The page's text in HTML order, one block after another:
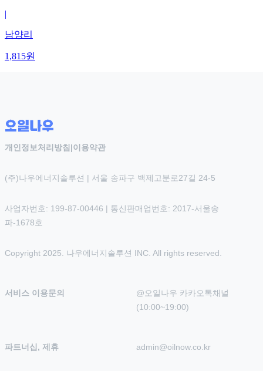
|
남양리
1,815원
개인정보처리방침 |이용약관
(주)나우에너지솔루션 | 서울 송파구 백제고분로27길 24-5
사업자번호: 199-87-00446 | 통신판매업번호: 2017-서울송
파-1678호
Copyright 2025. 나우에너지솔루션 INC. All rights reserved.
서비스 이용문의
@오일나우 카카오톡채널
(10:00~19:00)
파트너십, 제휴 admin@oilnow.co.kr